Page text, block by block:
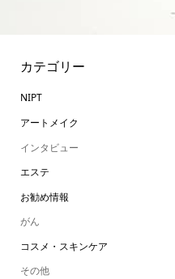
カテゴリー
NIPT
アートメイク
インタビュー
エステ
お勧め情報
がん
コスメ・スキンケア
その他